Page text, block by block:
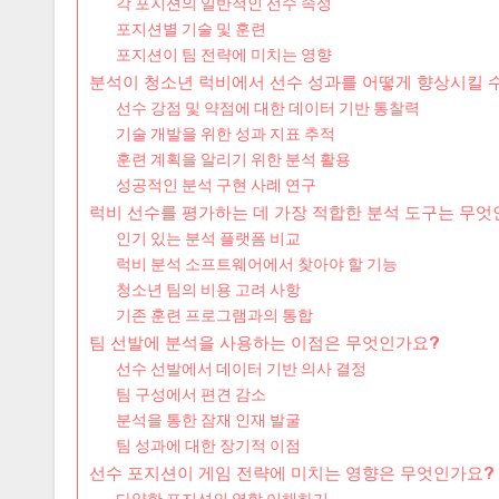
포지션별 기술 및 훈련
포지션이 팀 전략에 미치는 영향
분석이 청소년 럭비에서 선수 성과를 어떻게 향상시킬
선수 강점 및 약점에 대한 데이터 기반 통찰력
기술 개발을 위한 성과 지표 추적
훈련 계획을 알리기 위한 분석 활용
성공적인 분석 구현 사례 연구
럭비 선수를 평가하는 데 가장 적합한 분석 도구는 무엇
인기 있는 분석 플랫폼 비교
럭비 분석 소프트웨어에서 찾아야 할 기능
청소년 팀의 비용 고려 사항
기존 훈련 프로그램과의 통합
팀 선발에 분석을 사용하는 이점은 무엇인가요?
선수 선발에서 데이터 기반 의사 결정
팀 구성에서 편견 감소
분석을 통한 잠재 인재 발굴
팀 성과에 대한 장기적 이점
선수 포지션이 게임 전략에 미치는 영향은 무엇인가요?